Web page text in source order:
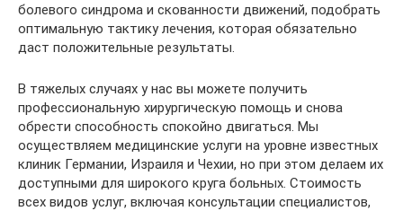
болевого синдрома и скованности движений, подобрать
оптимальную тактику лечения, которая обязательно
даст положительные результаты.
В тяжелых случаях у нас вы можете получить
профессиональную хирургическую помощь и снова
обрести способность спокойно двигаться. Мы
осуществляем медицинские услуги на уровне известных
клиник Германии, Израиля и Чехии, но при этом делаем их
доступными для широкого круга больных. Стоимость
всех видов услуг, включая консультации специалистов,